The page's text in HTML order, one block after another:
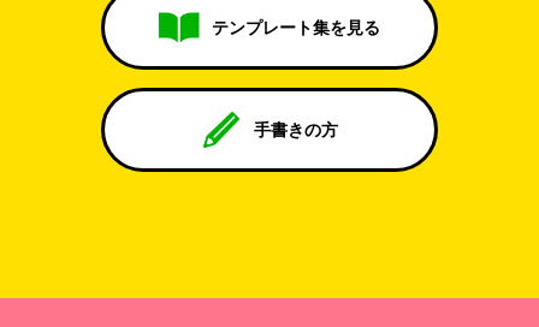
テンプレート集を見る
手書きの方